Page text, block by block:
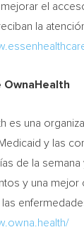
el
la
OwnaHealth
es una
y las
de la
y una mejor